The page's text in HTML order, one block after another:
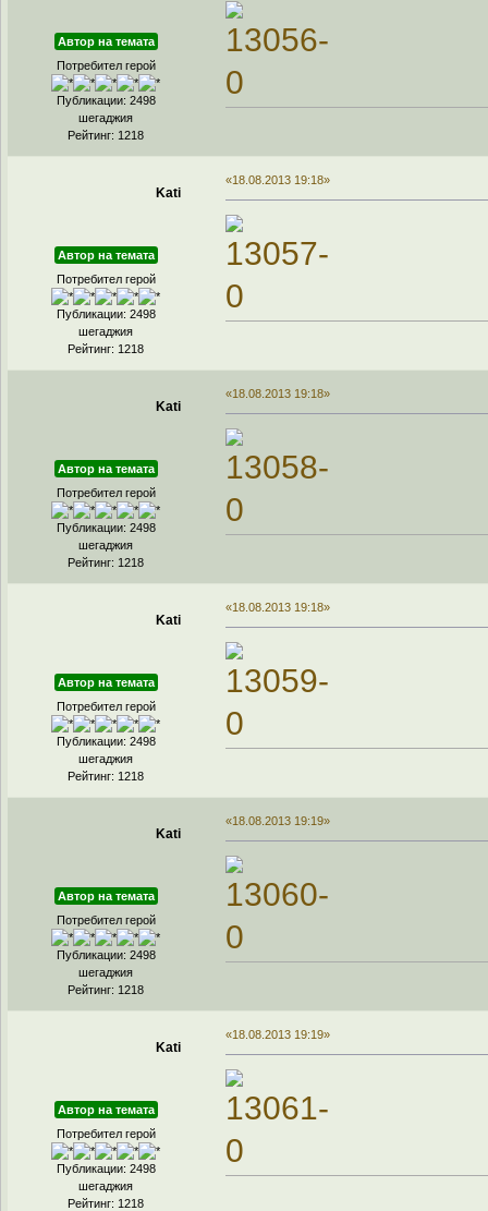
Автор на темата
Потребител герой
Публикации: 2498
шегаджия
Рейтинг: 1218
Kati
Автор на темата
Потребител герой
Публикации: 2498
шегаджия
Рейтинг: 1218
«18.08.2013 19:18»
Kati
Автор на темата
Потребител герой
Публикации: 2498
шегаджия
Рейтинг: 1218
«18.08.2013 19:18»
Kati
Автор на темата
Потребител герой
Публикации: 2498
шегаджия
Рейтинг: 1218
«18.08.2013 19:18»
Kati
Автор на темата
Потребител герой
Публикации: 2498
шегаджия
Рейтинг: 1218
«18.08.2013 19:19»
Kati
Автор на темата
Потребител герой
Публикации: 2498
шегаджия
Рейтинг: 1218
«18.08.2013 19:19»